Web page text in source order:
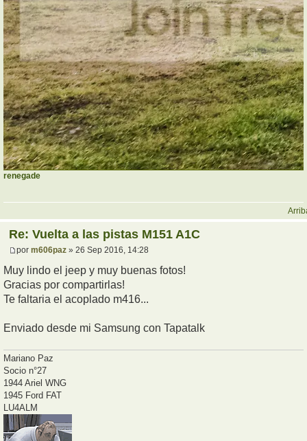
renegade
Re: Vuelta a las pistas M151 A1C
por m606paz » 26 Sep 2016, 14:28
Muy lindo el jeep y muy buenas fotos!
Gracias por compartirlas!
Te faltaria el acoplado m416...
Enviado desde mi Samsung con Tapatalk
Mariano Paz
Socio n°27
1944 Ariel WNG
1945 Ford FAT
LU4ALM